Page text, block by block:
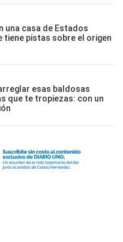
una casa de Estados
tiene pistas sobre el origen
esas baldosas
que te tropiezas: con un